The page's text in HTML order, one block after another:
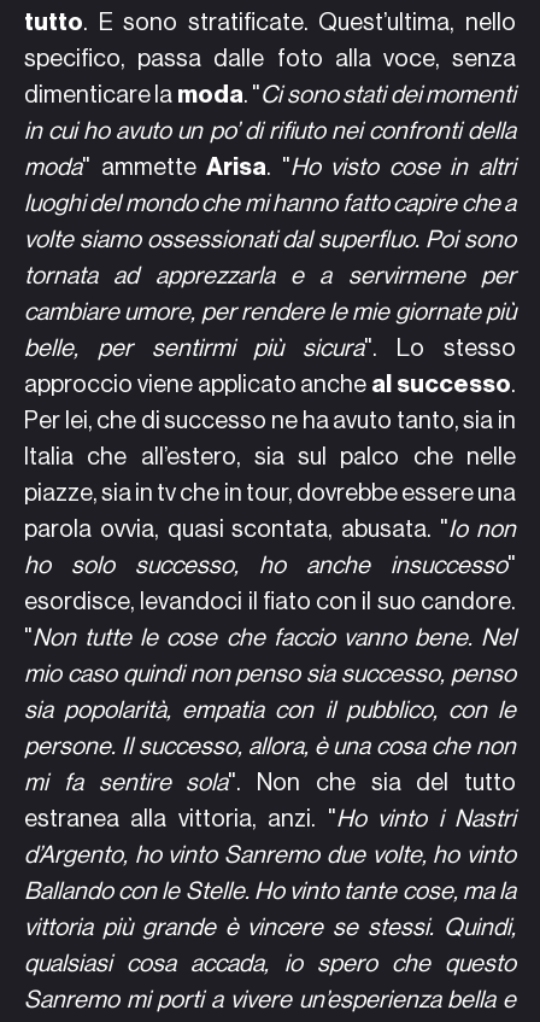
tutto. E sono stratificate. Quest’ultima, nello
specifico, passa dalle foto alla voce, senza
dimenticare la moda. "Ci sono stati dei momenti
in cui ho avuto un po’ di rifiuto nei confronti della
moda" ammetteArisa. "Ho visto cose in altri
luoghi del mondo che mi hanno fatto capire che a
volte siamo ossessionati dal superfluo. Poi sono
tornata ad apprezzarla e a servirmene per
cambiare umore, per rendere le mie giornate più
belle, per sentirmi più sicura". Lo stesso
approccio viene applicato anche al successo.
Per lei, che di successo ne ha avuto tanto, sia in
Italia che all’estero, sia sul palco che nelle
piazze, sia in tv che in tour, dovrebbe essere una
parola ovvia, quasi scontata, abusata. "Io non
ho solo successo, ho anche insuccesso"
esordisce, levandoci il fiato con il suo candore.
"Non tutte le cose che faccio vanno bene. Nel
mio caso quindi non penso sia successo, penso
sia popolarità, empatia con il pubblico, con le
persone. Il successo, allora, è una cosa che non
mi fa sentire sola". Non che sia del tutto
estranea alla vittoria, anzi. "Ho vinto i Nastri
d’Argento, ho vinto Sanremo due volte, ho vinto
Ballando con le Stelle. Ho vinto tante cose, ma la
vittoria più grande è vincere se stessi. Quindi,
qualsiasi cosa accada, io spero che questo
Sanremo mi porti a vivere un’esperienza bella e